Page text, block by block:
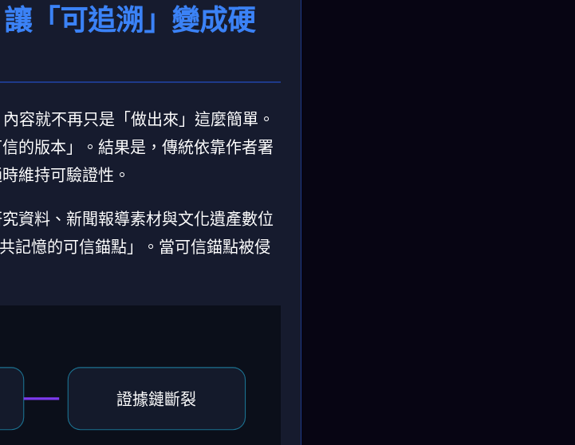
「可追溯」變成硬
容就不再只是「做出來」這麼簡單。
的版本」。結果是，傳統依靠作者署
維持可驗證性。
資料、新聞報導素材與文化遺產數位
記憶的可信錨點」。當可信錨點被侵
證據鏈斷裂